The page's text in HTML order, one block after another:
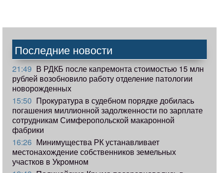
Последние новости
21:49 В РДКБ после капремонта стоимостью 15 млн
рублей возобновило работу отделение патологии
новорожденных
15:50 Прокуратура в судебном порядке добилась
погашения миллионной задолженности по зарплате
сотрудникам Симферопольской макаронной
фабрики
16:26 Минимущества РК устанавливает
местонахождение собственников земельных
участков в Укромном